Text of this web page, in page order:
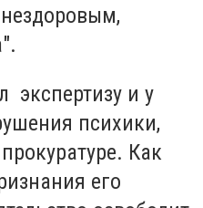
и у
психики,
Как
его